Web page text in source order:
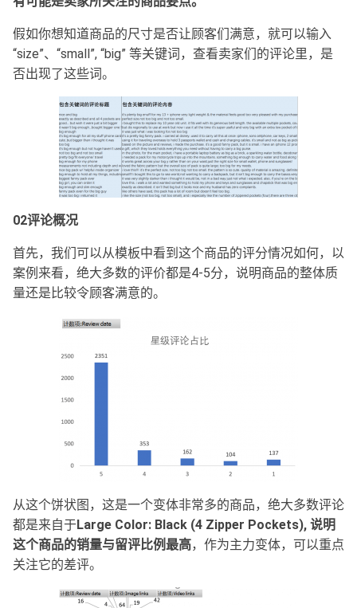
假如你想知道商品的尺寸是否让顾客们满意，就可以输入
“size”、“small”, “big” 等关键词，查看卖家们的评论里，是
否出现了这些词。
02评论概况
首先，我们可以从模板中看到这个商品的评分情况如何，以
案例来看，绝大多数的评价都是4-5分，说明商品的整体质
量还是比较令顾客满意的。
从这个饼状图，这是一个变体非常多的商品，绝大多数评论
都是来自于Large Color: Black (4 Zipper Pockets), 说明
这个商品的销量与留评比例最高，作为主力变体，可以重点
关注它的差评。